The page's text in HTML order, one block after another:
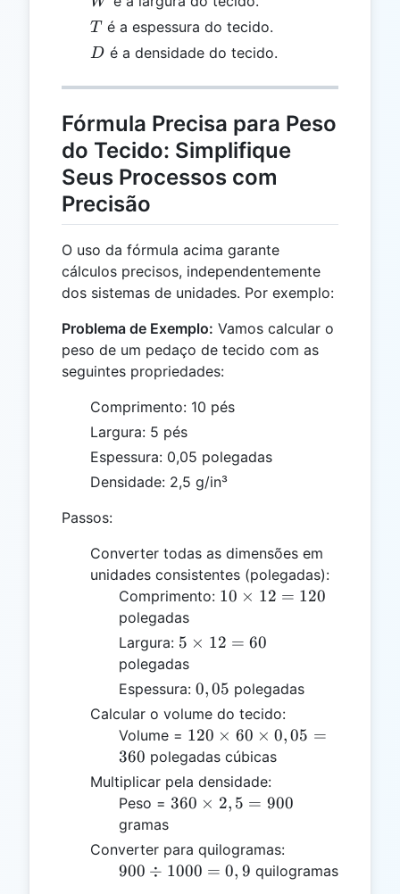
T
T é a espessura do tecido.
D
D é a densidade do tecido.
Fórmula Precisa para Peso
do Tecido: Simplifique
Seus Processos com
Precisão
O uso da fórmula acima garante
cálculos precisos, independentemente
dos sistemas de unidades. Por exemplo:
Problema de Exemplo: Vamos calcular o
peso de um pedaço de tecido com as
seguintes propriedades:
Comprimento: 10 pés
Largura: 5 pés
Espessura: 0,05 polegadas
Densidade: 2,5 g/in³
Passos:
Converter todas as dimensões em
unidades consistentes (polegadas):
Comprimento: 10
12 =
10 × 12 = 120
polegadas
Largura: 5
\times
12 =
5 × 12 = 60
polegadas
Espessura: 0,05
0,05 polegadas
Calcular o volume do tecido:
Volume = 120
\times
60
\times
120 × 60 × 0, 05 =
360 polegadas cúbicas
Multiplicar pela densidade:
Peso = 360
2,5 =
900
360 × 2, 5 = 900
gramas
Converter para quilogramas:
900
900 ÷ 1000 = 0, 9 quilogramas